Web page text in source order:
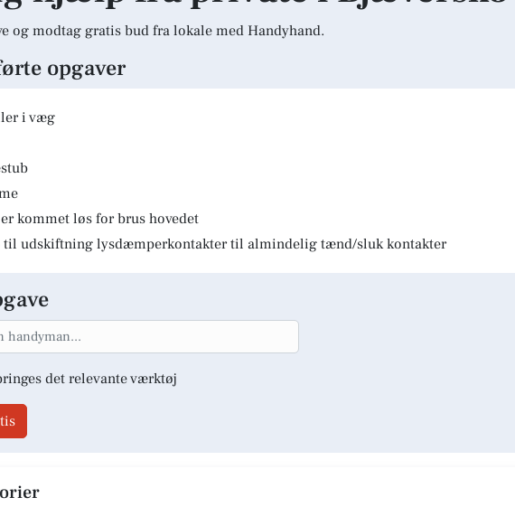
og modtag gratis bud fra lokale med Handyhand.
opgaver
i væg
kommet løs for brus hovedet
udskiftning lysdæmperkontakter til almindelig tænd/sluk kontakter
det relevante værktøj